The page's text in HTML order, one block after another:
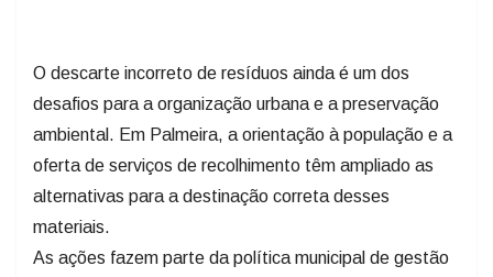
O descarte incorreto de resíduos ainda é um dos
desafios para a organização urbana e a preservação
ambiental. Em Palmeira, a orientação à população e a
oferta de serviços de recolhimento têm ampliado as
alternativas para a destinação correta desses
materiais.
As ações fazem parte da política municipal de gestão